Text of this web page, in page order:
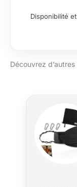
hybride
et de
du
amovible
Disponibilité
Découvrez